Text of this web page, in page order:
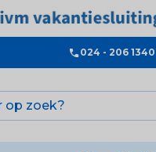
024 - 206 1340